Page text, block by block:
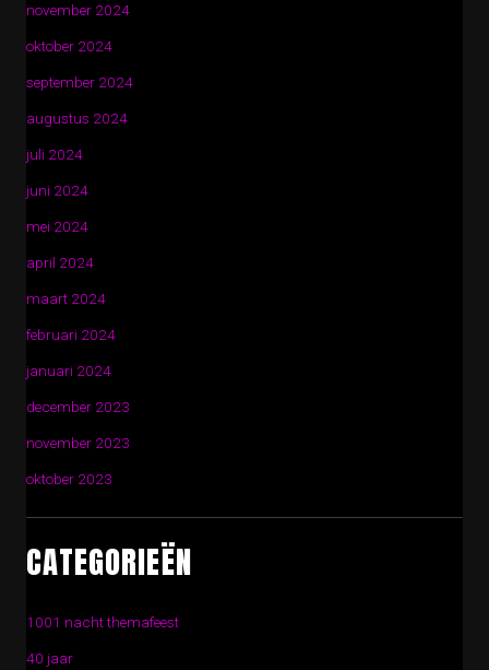
november 2024
oktober 2024
september 2024
augustus 2024
juli 2024
juni 2024
mei 2024
april 2024
maart 2024
februari 2024
januari 2024
december 2023
november 2023
oktober 2023
CATEGORIEËN
1001 nacht themafeest
40 jaar